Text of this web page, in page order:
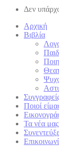
Δεν
Αρχική
Βιβλία
Ποιοί
Τα νέα μας